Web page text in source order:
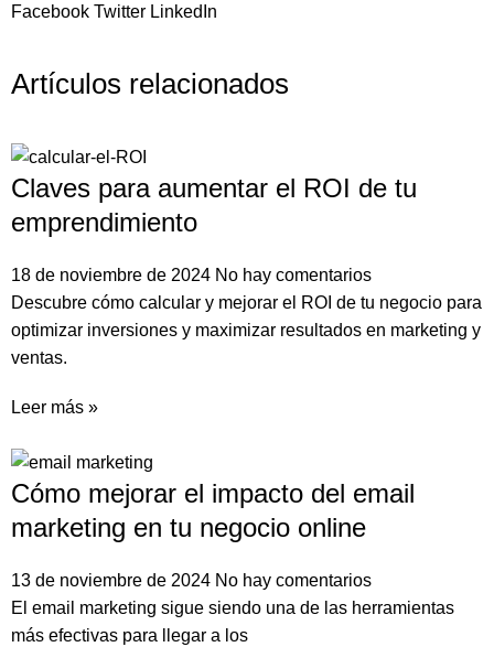
Facebook Twitter LinkedIn
Artículos relacionados
Claves para aumentar el ROI de tu
emprendimiento
18 de noviembre de 2024 No hay comentarios
Descubre cómo calcular y mejorar el ROI de tu negocio para
optimizar inversiones y maximizar resultados en marketing y
ventas.
Leer más »
Cómo mejorar el impacto del email
marketing en tu negocio online
13 de noviembre de 2024 No hay comentarios
El email marketing sigue siendo una de las herramientas
más efectivas para llegar a los